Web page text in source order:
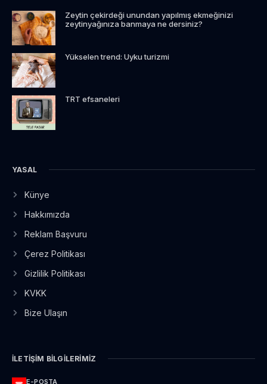
Zeytin çekirdeği unundan yapılmış ekmeğinizi
zeytinyağınıza banmaya ne dersiniz?
Yükselen trend: Uyku turizmi
TRT efsaneleri
YASAL
Künye
Hakkımızda
Reklam Başvuru
Çerez Politikası
Gizlilik Politikası
KVKK
Bize Ulaşın
İLETIŞIM BILGILERIMIZ
E-POSTA